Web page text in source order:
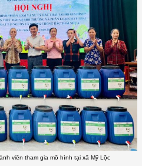
viên tham gia mô hình tại xã Mỹ Lộc